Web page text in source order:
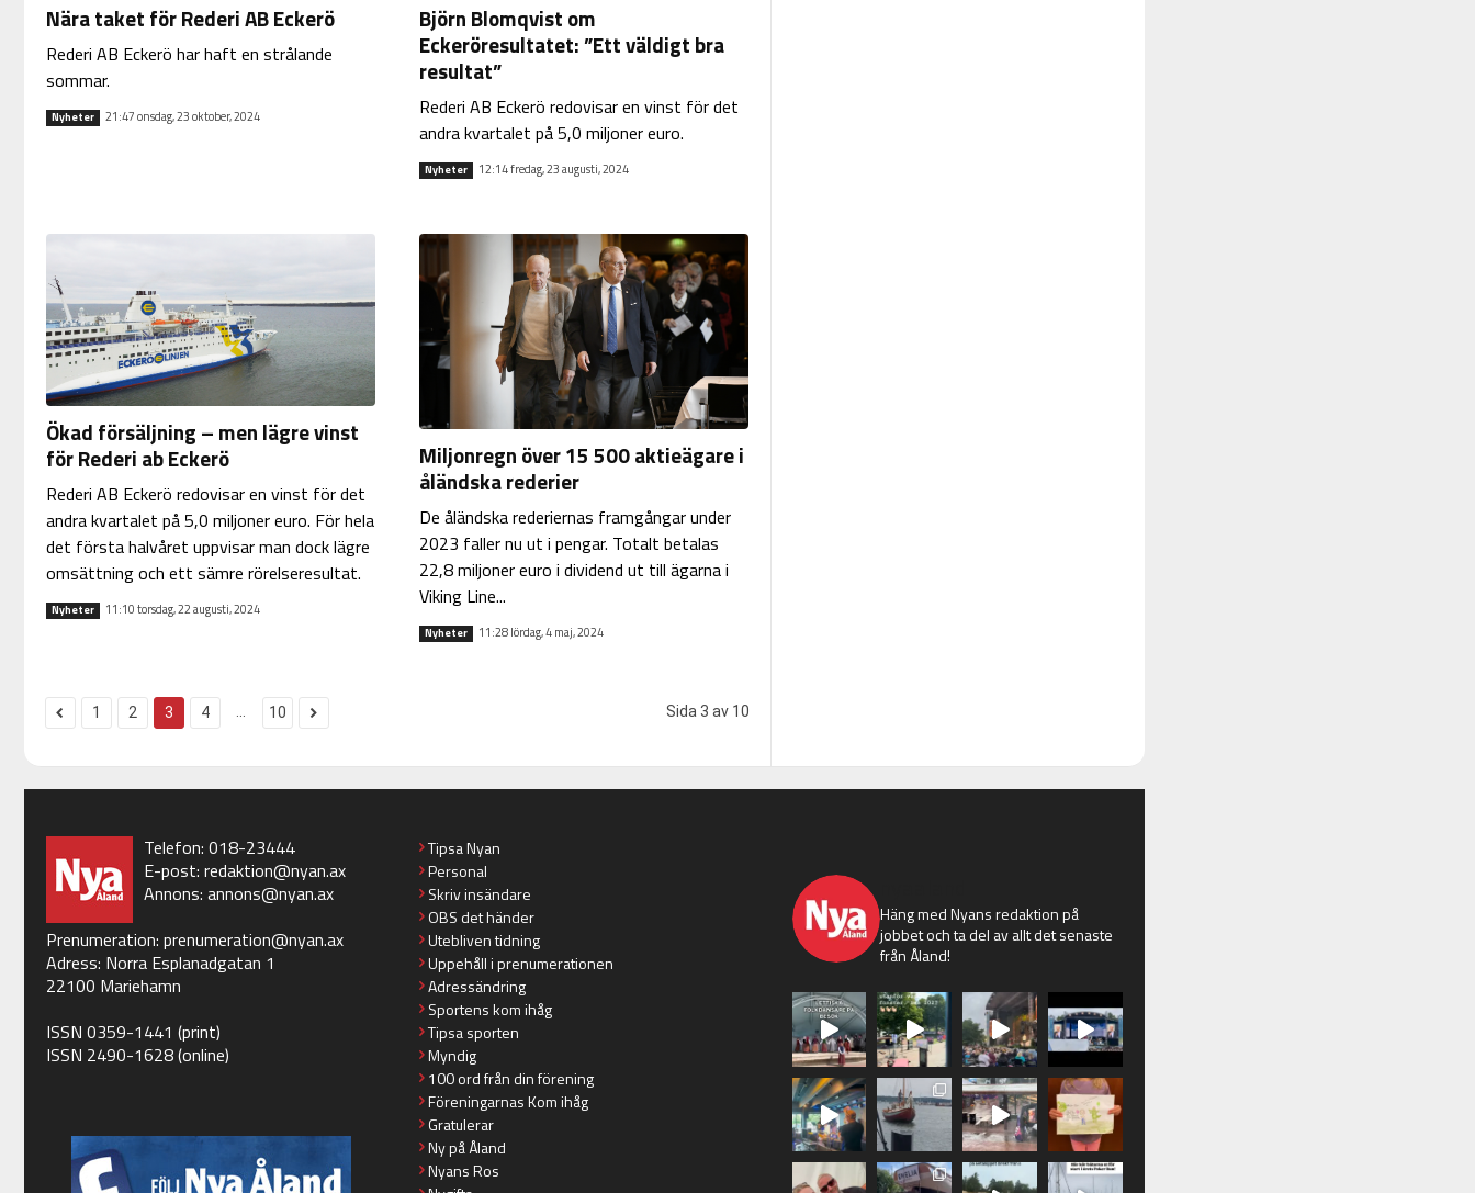
Nära taket för Rederi AB Eckerö
Rederi AB Eckerö har haft en strålande
sommar.
Nyheter 21:47 onsdag, 23 oktober, 2024
Björn Blomqvist om
Eckeröresultatet: ”Ett väldigt bra
resultat”
Rederi AB Eckerö redovisar en vinst för det
andra kvartalet på 5,0 miljoner euro.
Nyheter 12:14 fredag, 23 augusti, 2024
Ökad försäljning – men lägre vinst
för Rederi ab Eckerö
Rederi AB Eckerö redovisar en vinst för det
andra kvartalet på 5,0 miljoner euro. För hela
det första halvåret uppvisar man dock lägre
omsättning och ett sämre rörelseresultat.
Nyheter 11:10 torsdag, 22 augusti, 2024
Miljonregn över 15 500 aktieägare i
åländska rederier
De åländska rederiernas framgångar under
2023 faller nu ut i pengar. Totalt betalas
22,8 miljoner euro i dividend ut till ägarna i
Viking Line...
Nyheter 11:28 lördag, 4 maj, 2024
1 2 3 4 10 Sida 3 av 10
Telefon: 018-23444
E-post: redaktion@nyan.ax
Annons: annons@nyan.ax
Prenumeration: prenumeration@nyan.ax
Adress: Norra Esplanadgatan 1
22100 Mariehamn
ISSN 0359-1441 (print)
ISSN 2490-1628 (online)
Tipsa Nyan
Personal
Skriv insändare
OBS det händer
Utebliven tidning
Uppehåll i prenumerationen
Adressändring
Sportens kom ihåg
Tipsa sporten
Myndig
100 ord från din förening
Föreningarnas Kom ihåg
Gratulerar
Ny på Åland
Nyans Ros
Häng med Nyans redaktion på
jobbet och ta del av allt det senaste
från Åland!